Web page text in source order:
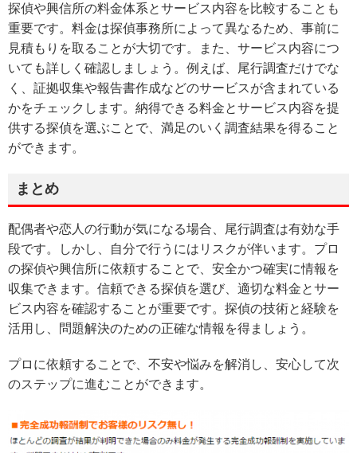
探偵や興信所の料金体系とサービス内容を比較することも
重要です。料金は探偵事務所によって異なるため、事前に
見積もりを取ることが大切です。また、サービス内容につ
いても詳しく確認しましょう。例えば、尾行調査だけでな
く、証拠収集や報告書作成などのサービスが含まれている
かをチェックします。納得できる料金とサービス内容を提
供する探偵を選ぶことで、満足のいく調査結果を得ること
ができます。
まとめ
配偶者や恋人の行動が気になる場合、尾行調査は有効な手
段です。しかし、自分で行うにはリスクが伴います。プロ
の探偵や興信所に依頼することで、安全かつ確実に情報を
収集できます。信頼できる探偵を選び、適切な料金とサー
ビス内容を確認することが重要です。探偵の技術と経験を
活用し、問題解決のための正確な情報を得ましょう。
プロに依頼することで、不安や悩みを解消し、安心して次
のステップに進むことができます。